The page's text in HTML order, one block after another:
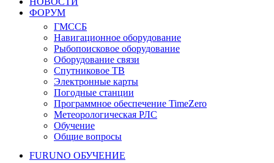
ФОРУМ
ГМССБ
Навигационное оборудование
Рыбопоисковое оборудование
Оборудование связи
Спутниковое ТВ
Электронные карты
Погодные станции
Программное обеспечение TimeZero
Метеорологическая РЛС
Обучение
Общие вопросы
FURUNO ОБУЧЕНИЕ